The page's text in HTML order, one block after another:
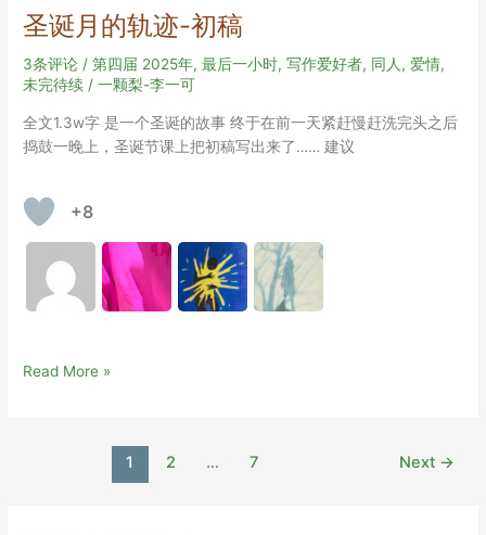
Y
W
I
T
M
E
圣诞月的轨迹-初稿
3条评论 /第四届 2025年,最后一小时,写作爱好者, 同人,爱情,
未完待续 /一颗梨-李一可
全文1.3w字 是一个圣诞的故事 终于在前一天紧赶慢赶洗完头之后
捣鼓一晚上，圣诞节课上把初稿写出来了…… 建议
+8
圣
Read More »
1 2 … 7 Next →